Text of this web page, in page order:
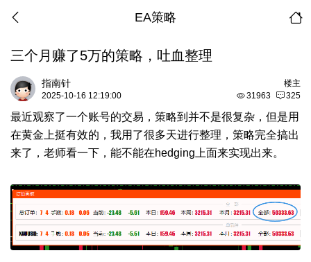
EA策略
三个月赚了5万的策略，吐血整理
楼主
指南针
31963 325
2025-10-16 12:19:00
最近观察了一个账号的交易，策略到并不是很复杂，但是用
在黄金上挺有效的，我用了很多天进行整理，策略完全搞出
来了，老师看一下，能不能在hedging上面来实现出来。